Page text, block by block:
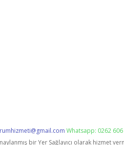
Whatsapp: 0262
bir Yer Sağlayıcı olarak